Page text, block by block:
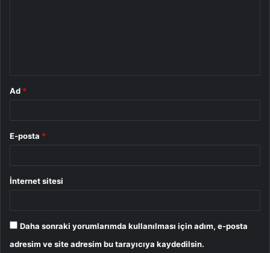
Ad *
E-posta *
İnternet sitesi
Daha sonraki yorumlarımda kullanılması için adım, e-posta
adresim ve site adresim bu tarayıcıya kaydedilsin.